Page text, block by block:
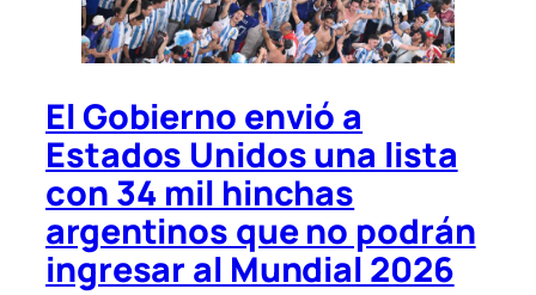
El Gobierno envió a
Estados Unidos una lista
con 34 mil hinchas
argentinos que no podrán
ingresar al Mundial 2026